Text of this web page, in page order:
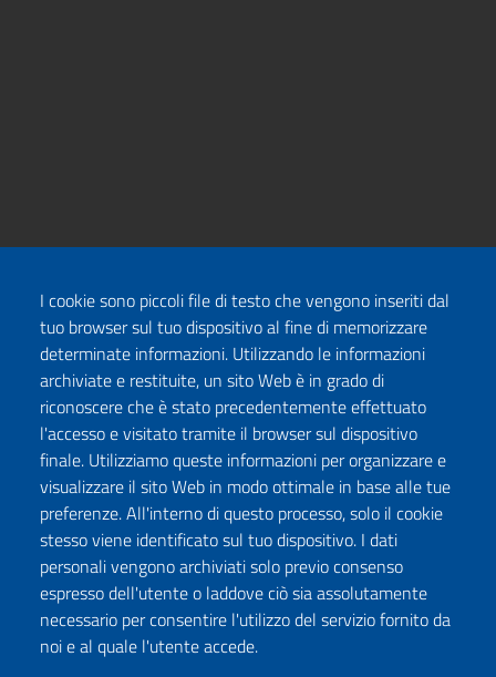
I cookie sono piccoli file di testo che vengono inseriti dal
tuo browser sul tuo dispositivo al fine di memorizzare
determinate informazioni. Utilizzando le informazioni
archiviate e restituite, un sito Web è in grado di
riconoscere che è stato precedentemente effettuato
l'accesso e visitato tramite il browser sul dispositivo
finale. Utilizziamo queste informazioni per organizzare e
visualizzare il sito Web in modo ottimale in base alle tue
preferenze. All'interno di questo processo, solo il cookie
stesso viene identificato sul tuo dispositivo. I dati
personali vengono archiviati solo previo consenso
espresso dell'utente o laddove ciò sia assolutamente
necessario per consentire l'utilizzo del servizio fornito da
noi e al quale l'utente accede.